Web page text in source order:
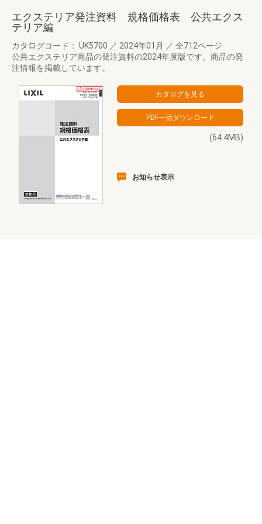
エクステリア発注資料 規格価格表 公共エクス
テリア編
カタログコード： UK5700 ／ 2024年01月 ／ 全712ページ
公共エクステリア商品の発注資料の2024年度版です。商品の発
注情報を掲載しています。
(64.4MB)
お知らせ表示